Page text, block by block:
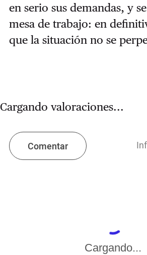
en serio sus demandas, y
mesa de trabajo: en
que la situación no se
Cargando valoraciones...
Comentar
Cargando...